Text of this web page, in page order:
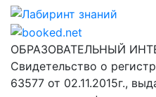
Лабиринт знаний
ОБРАЗОВАТЕЛЬНЫЙ
Свидетельство о
63577 от 02.11.2015г.,